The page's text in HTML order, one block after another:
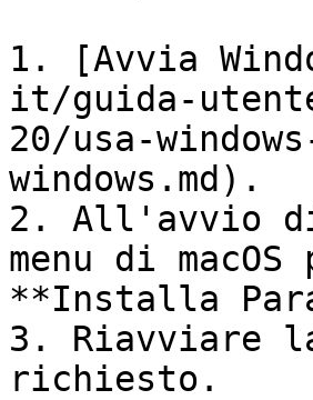
1. [Avvia
it/guida-
20/usa-
windows.md).
2. All'avvio
menu di
**Installa
3. Riavviare la
richiesto.